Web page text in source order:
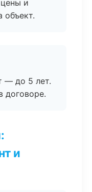
и
объект.
— до 5 лет.
договоре.
и